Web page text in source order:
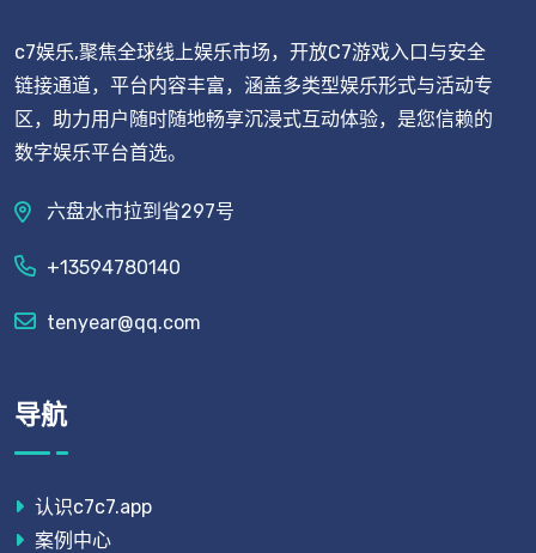
c7娱乐,聚焦全球线上娱乐市场，开放C7游戏入口与安全
链接通道，平台内容丰富，涵盖多类型娱乐形式与活动专
区，助力用户随时随地畅享沉浸式互动体验，是您信赖的
数字娱乐平台首选。
六盘水市拉到省297号
+13594780140
tenyear@qq.com
导航
认识c7c7.app
案例中心